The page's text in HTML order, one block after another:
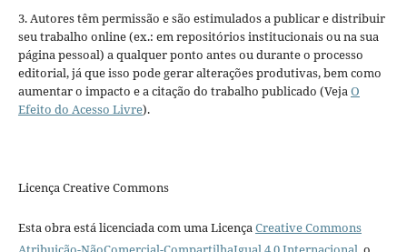
3. Autores têm permissão e são estimulados a publicar e distribuir
seu trabalho online (ex.: em repositórios institucionais ou na sua
página pessoal) a qualquer ponto antes ou durante o processo
editorial, já que isso pode gerar alterações produtivas, bem como
aumentar o impacto e a citação do trabalho publicado (VejaO
Efeito do Acesso Livre).
Licença Creative Commons
Esta obra está licenciada com uma LicençaCreative Commons